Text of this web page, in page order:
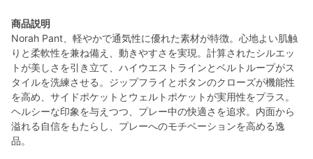
商品説明
Norah Pant、軽やかで通気性に優れた素材が特徴。心地よい肌触
りと柔軟性を兼ね備え、動きやすさを実現。計算されたシルエッ
トが美しさを引き立て、ハイウエストラインとベルトループがス
タイルを洗練させる。ジップフライとボタンのクローズが機能性
を高め、サイドポケットとウェルトポケットが実用性をプラス。
ヘルシーな印象を与えつつ、プレー中の快適さを追求。内面から
溢れる自信をもたらし、プレーへのモチベーションを高める逸
品。